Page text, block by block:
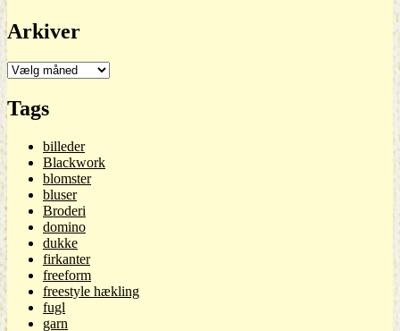
Arkiver
Arkiver
Tags
billeder
Blackwork
blomster
bluser
Broderi
domino
dukke
firkanter
freeform
freestyle hækling
fugl
garn